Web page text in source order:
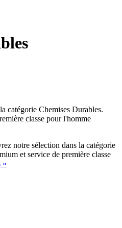
catégorie Chemises Durables.
classe pour l'homme
notre sélection dans la catégorie
et service de première classe
»